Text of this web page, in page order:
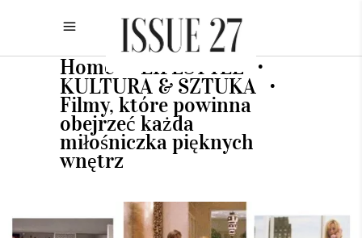
Home LIFESTYLE •
KULTURA & SZTUKA •
Filmy, które powinna
obejrzeć każda
miłośniczka pięknych
wnętrz